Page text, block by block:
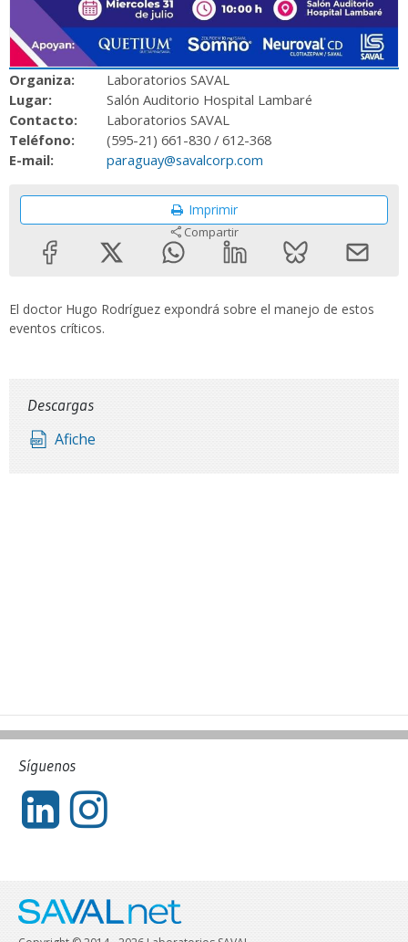
Organiza:
Laboratorios SAVAL
Lugar:
Salón Auditorio Hospital Lambaré
Contacto:
Laboratorios SAVAL
Teléfono:
(595-21) 661-830 / 612-368
E-mail:
paraguay@savalcorp.com
Imprimir
Compartir
El doctor Hugo Rodríguez expondrá sobre el manejo de estos
eventos críticos.
Descargas
Afiche
Síguenos